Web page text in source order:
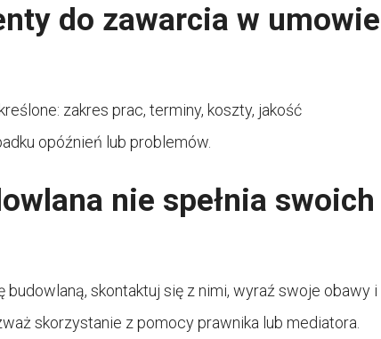
do zawarcia w umowie
zakres prac, terminy, koszty, jakość
opóźnień lub problemów.
nie spełnia swoich
skontaktuj się z nimi, wyraź swoje obawy i
skorzystanie z pomocy prawnika lub mediatora.